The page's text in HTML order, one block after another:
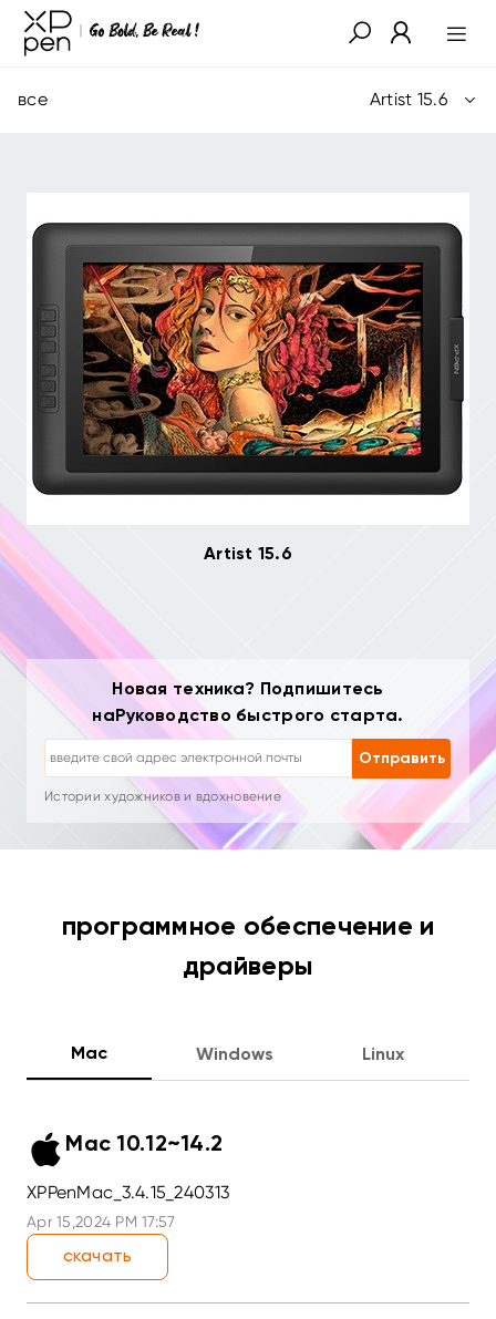
все Artist 15.6
Artist 15.6
Новая техника? Подпишитесь
наРуководство быстрого старта.
Отправить
Отписка: одним кликом в любое время
Уроки рисования
Советы и устранение неполадок
Новые продукты и специальные предложения
Истории художников и вдохновение
1–2 письма в месяц, никакого спама
Ваш email используется только для запрошенного контента
программное обеспечение и
драйверы
Mac Windows Linux
Mac 10.12~14.2
XPPenMac_3.4.15_240313
Apr 15,2024 PM 17:57
скачать